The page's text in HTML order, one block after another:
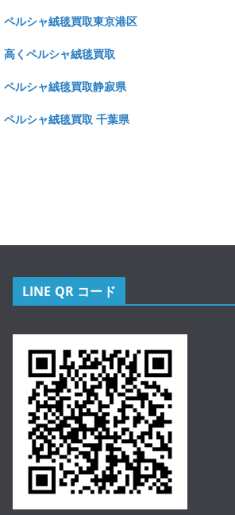
ペルシャ絨毯買取東京港区
高くペルシャ絨毯買取
ペルシャ絨毯買取静寂県
ペルシャ絨毯買取 千葉県
LINE QR コード